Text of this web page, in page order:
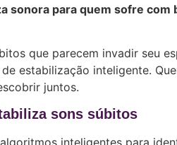
sonora para quem sofre com
que parecem invadir seu
estabilização inteligente.
juntos.
sons súbitos